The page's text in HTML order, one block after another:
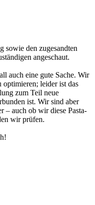
sowie den zugesandten
angeschaut.
auch eine gute Sache. Wir
optimieren; leider ist das
zum Teil neue
ist. Wir sind aber
– auch ob wir diese Pasta-
wir prüfen.